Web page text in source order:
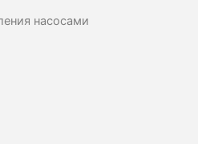
насосами